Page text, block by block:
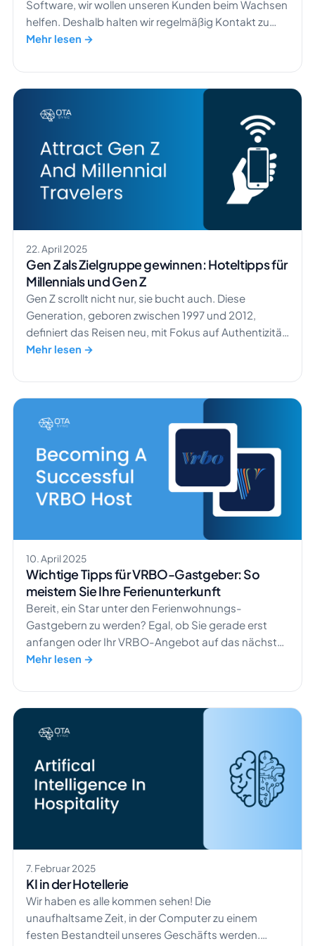
Software, wir wollen unseren Kunden beim Wachsen
helfen. Deshalb halten wir regelmäßig Kontakt zu
unseren Partnern in der Hotelbranche. Bei unserem
trafen wir auf ein Team, das nicht nur erfolgreich war,
sondern auch die Tools von HotelSync nutzte, um
Abläufe zu optimieren, Aufgaben zu automatisieren
und […]
Mehr lesen →
22. April 2025
Gen Z als Zielgruppe gewinnen: Hoteltipps für
Millennials und Gen Z
Gen Z scrollt nicht nur, sie bucht auch. Diese
Generation, geboren zwischen 1997 und 2012,
definiert das Reisen neu, mit Fokus auf Authentizität,
Nachhaltigkeit und digitales Engagement.
mindestens einem Reise-Influencer auf TikTok, was
zeigt, wie stark sie sich bei der Reiseinspiration auf
soziale Medien verlassen. Um die Aufmerksamkeit
dieser […]
Mehr lesen →
10. April 2025
Wichtige Tipps für VRBO-Gastgeber: So
meistern Sie Ihre Ferienunterkunft
Bereit, ein Star unter den Ferienwohnungs-
Gastgebern zu werden? Egal, ob Sie gerade erst
anfangen oder Ihr VRBO-Angebot auf das nächste
Level heben möchten: Ein perfektes Inserat ist der
Buchungen zu erzielen. Mit ein wenig Know-how und
den richtigen Tools sind Sie auf dem besten Weg zu
einer erfolgreichen Ferienunterkunft. Lassen Sie uns
eintauchen in […]
Mehr lesen →
7. Februar 2025
KI in der Hotellerie
Wir haben es alle kommen sehen! Die
unaufhaltsame Zeit, in der Computer zu einem
festen Bestandteil unseres Geschäfts werden.